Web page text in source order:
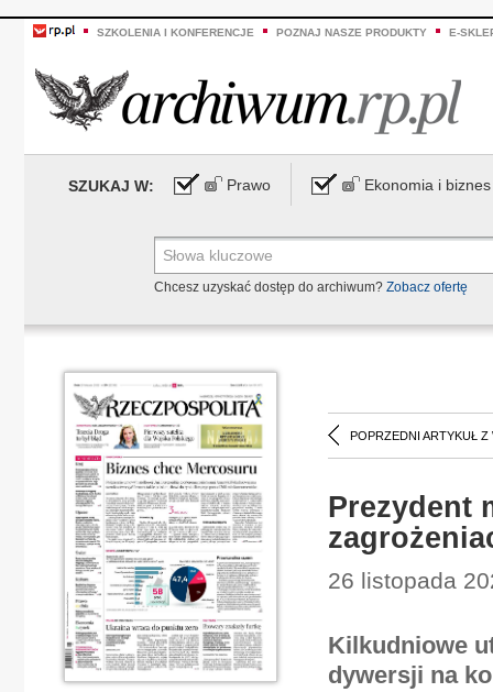
SZKOLENIA I KONFERENCJE POZNAJ NASZE PRODUKTY E-
SZUKAJ W: Prawo Ekonomia i biznes
Chcesz uzyskać dostęp do archiwum? Zobacz ofertę
POPRZEDNI ARTYKUŁ Z
Prezydent
26 listopada
Kilkudniowe
dywersji na